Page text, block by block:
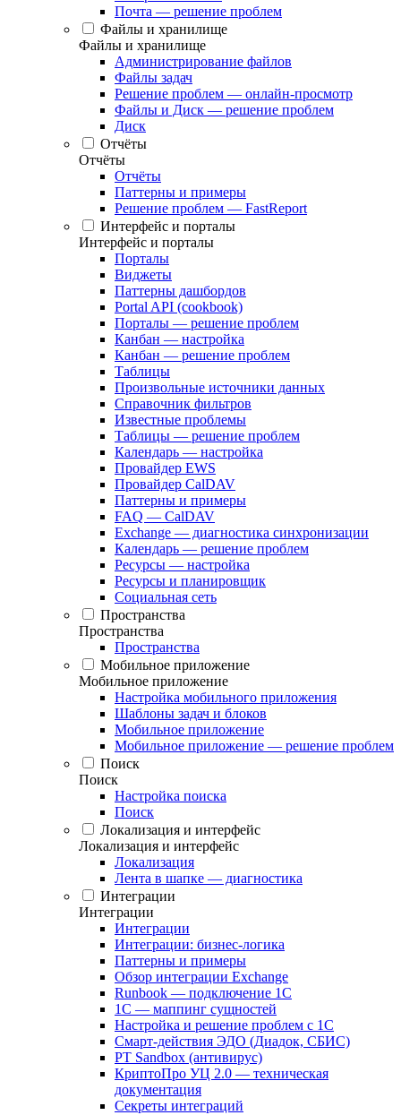
Почта — решение проблем
Файлы и хранилище
Файлы и хранилище
Администрирование файлов
Файлы задач
Решение проблем — онлайн-просмотр
Файлы и Диск — решение проблем
Диск
Отчёты
Отчёты
Отчёты
Паттерны и примеры
Решение проблем — FastReport
Интерфейс и порталы
Интерфейс и порталы
Порталы
Виджеты
Паттерны дашбордов
Portal API (cookbook)
Порталы — решение проблем
Канбан — настройка
Канбан — решение проблем
Таблицы
Произвольные источники данных
Справочник фильтров
Известные проблемы
Таблицы — решение проблем
Календарь — настройка
Провайдер EWS
Провайдер CalDAV
Паттерны и примеры
FAQ — CalDAV
Exchange — диагностика синхронизации
Календарь — решение проблем
Ресурсы — настройка
Ресурсы и планировщик
Социальная сеть
Пространства
Пространства
Пространства
Мобильное приложение
Мобильное приложение
Настройка мобильного приложения
Шаблоны задач и блоков
Мобильное приложение
Мобильное приложение — решение проблем
Поиск
Поиск
Настройка поиска
Поиск
Локализация и интерфейс
Локализация и интерфейс
Локализация
Лента в шапке — диагностика
Интеграции
Интеграции
Интеграции
Интеграции: бизнес-логика
Паттерны и примеры
Обзор интеграции Exchange
Runbook — подключение 1С
1С — маппинг сущностей
Настройка и решение проблем с 1С
Смарт-действия ЭДО (Диадок, СБИС)
PT Sandbox (антивирус)
КриптоПро УЦ 2.0 — техническая
документация
Секреты интеграций